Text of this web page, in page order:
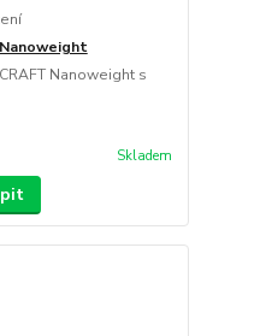
Nanoweight s
Skladem